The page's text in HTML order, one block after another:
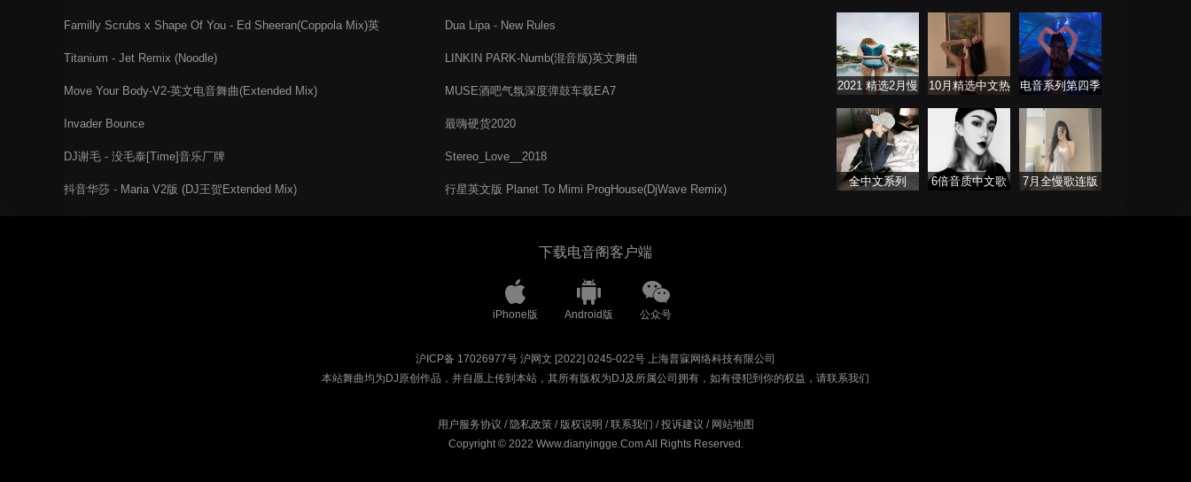
Familly Scrubs x Shape Of You - Ed Sheeran(Coppola Mix)英
Titanium - Jet Remix (Noodle)
Move Your Body-V2-英文电音舞曲(Extended Mix)
Invader Bounce
DJ谢毛 - 没毛泰[Time]音乐厂牌
抖音华莎 - Maria V2版 (DJ王贺Extended Mix)
Dua Lipa - New Rules
LINKIN PARK-Numb(混音版)英文舞曲
MUSE酒吧气氛深度弹鼓车载EA7
最嗨硬货2020
Stereo_Love__2018
行星英文版 Planet To Mimi ProgHouse(DjWave Remix)
2021 精选2月慢
10月精选中文热
电音系列第四季
全中文系列
6倍音质中文歌
7月全慢歌连版
下载电音阁客户端
iPhone版 Android版 公众号
沪ICP备 17026977号 沪网文 [2022] 0245-022号 上海普寐网络科技有限公司
本站舞曲均为DJ原创作品，并自愿上传到本站，其所有版权为DJ及所属公司拥有，如有侵犯到你的权益，请联系我们
用户服务协议 / 隐私政策/ 版权说明 /联系我们 /投诉建议 / 网站地图
Copyright © 2022 Www.dianyingge.Com All Rights Reserved.